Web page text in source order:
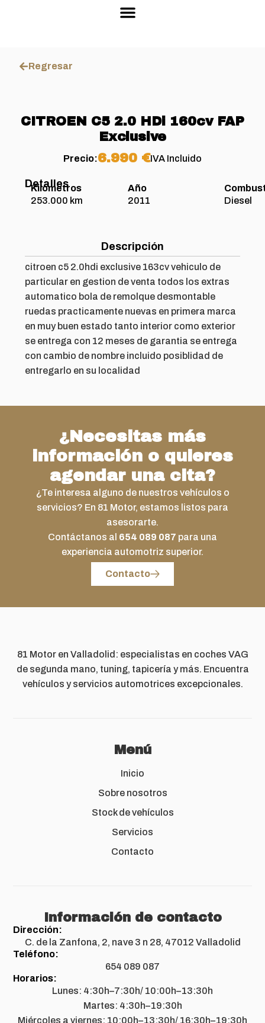
Regresar
CITROEN C5 2.0 HDi 160cv FAP
Exclusive
Precio:6.990 €IVA Incluido
Kilómetros
253.000 km
Año
2011
Diesel
Detalles
Descripción
citroen c5 2.0hdi exclusive 163cv vehiculo de
particular en gestion de venta todos los extras
automatico bola de remolque desmontable
ruedas practicamente nuevas en primera marca
en muy buen estado tanto interior como exterior
se entrega con 12 meses de garantia se entrega
con cambio de nombre incluido posiblidad de
entregarlo en su localidad
¿Necesitas más
información o quieres
agendar una cita?
¿Te interesa alguno de nuestros vehículos o
servicios? En 81 Motor, estamos listos para
asesorarte.
Contáctanos al 654 089 087 para una
experiencia automotriz superior.
Contacto
81 Motor en Valladolid: especialistas en coches VAG
de segunda mano, tuning, tapicería y más. Encuentra
vehículos y servicios automotrices excepcionales.
Menú
Inicio
Sobre nosotros
Stock de vehículos
Servicios
Contacto
Información de contacto
Dirección:
C. de la Zanfona, 2, nave 3 n 28, 47012 Valladolid
Teléfono:
654 089 087
Horarios:
Lunes: 4:30h–7:30h/ 10:00h–13:30h
Martes: 4:30h–19:30h
Miércoles a viernes: 10:00h–13:30h/ 16:30h–19:30h